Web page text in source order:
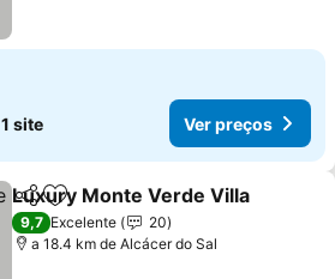
1 site Ver preços
PartilharAdicionar aos favoritos
Luxury Monte Verde Villa
9,7 Excelente
20
a 18.4 km de Alcácer do Sal